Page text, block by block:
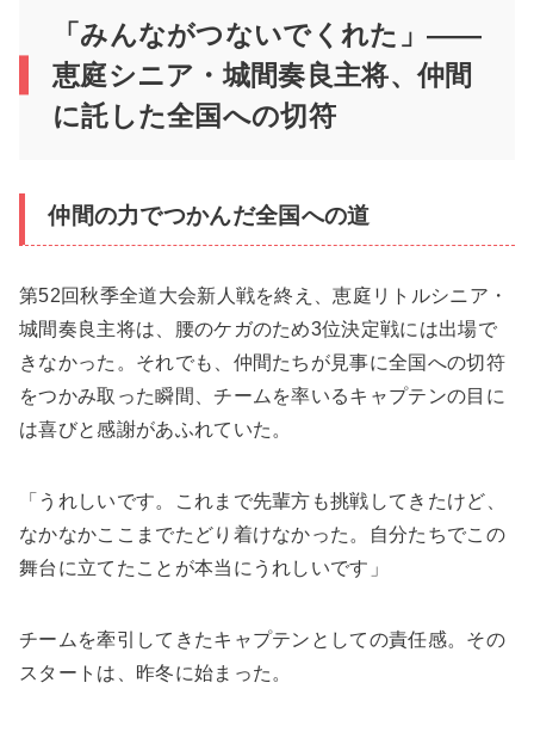
「みんながつないでくれた」——
恵庭シニア・城間奏良主将、仲間
に託した全国への切符
仲間の力でつかんだ全国への道
第52回秋季全道大会新人戦を終え、恵庭リトルシニア・
城間奏良主将は、腰のケガのため3位決定戦には出場で
きなかった。それでも、仲間たちが見事に全国への切符
をつかみ取った瞬間、チームを率いるキャプテンの目に
は喜びと感謝があふれていた。
「うれしいです。これまで先輩方も挑戦してきたけど、
なかなかここまでたどり着けなかった。自分たちでこの
舞台に立てたことが本当にうれしいです」
チームを牽引してきたキャプテンとしての責任感。その
スタートは、昨冬に始まった。